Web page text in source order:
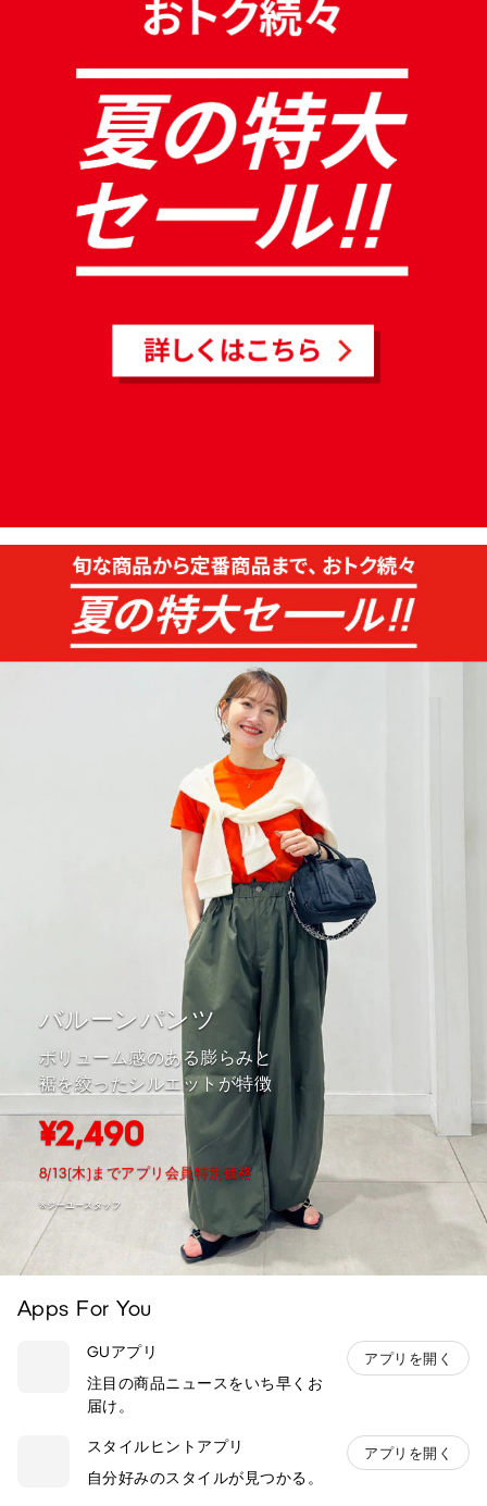
バルーンパンツ
ボリューム感のある膨らみと
裾を絞ったシルエットが特徴
¥2,490
8/13(木)までアプリ会員特別価格
※ジーユースタッフ
Apps For You
GUアプリ
注目の商品ニュースをいち早くお
届け。
アプリを開く
スタイルヒントアプリ
自分好みのスタイルが見つかる。
アプリを開く